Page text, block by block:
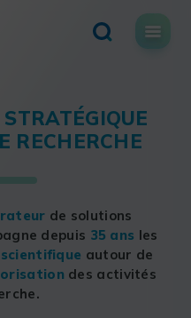
RECHERCHE
de solutions
depuis 35 ans les
autour de
des activités